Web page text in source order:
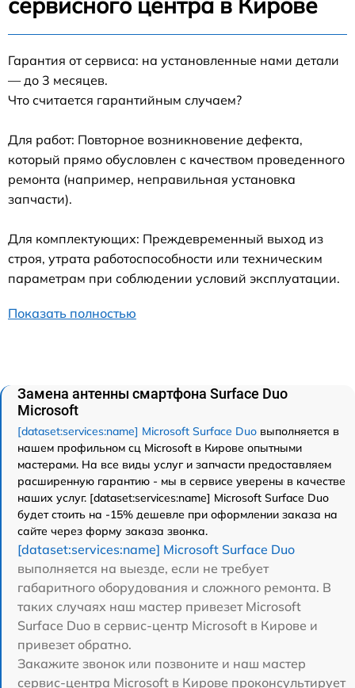
Гарантия от сервиса: на установленные нами детали
— до 3 месяцев.
Что считается гарантийным случаем?
Для работ: Повторное возникновение дефекта,
который прямо обусловлен с качеством проведенного
ремонта (например, неправильная установка
запчасти).
Для комплектующих: Преждевременный выход из
строя, утрата работоспособности или техническим
параметрам при соблюдении условий эксплуатации.
Показать полностью
Замена антенны смартфона Surface Duo
Microsoft
[dataset:services:name] Microsoft Surface Duo выполняется в
нашем профильном сц Microsoft в Кирове опытными
мастерами. На все виды услуг и запчасти предоставляем
расширенную гарантию - мы в сервисе уверены в качестве
наших услуг. [dataset:services:name] Microsoft Surface Duo
будет стоить на -15% дешевле при оформлении заказа на
сайте через форму заказа звонка.
[dataset:services:name] Microsoft Surface Duo
выполняется на выезде, если не требует
габаритного оборудования и сложного ремонта. В
таких случаях наш мастер привезет Microsoft
Surface Duo в сервис-центр Microsoft в Кирове и
привезет обратно.
Закажите звонок или позвоните и наш мастер
сервис-центра Microsoft в Кирове проконсультирует